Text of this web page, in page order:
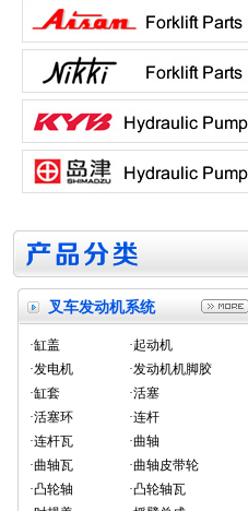
叉车发动机系统
·缸盖
·起动机
·发电机
·发动机机脚胶
·缸套
·活塞
·活塞环
·连杆
·连杆瓦
·曲轴
·曲轴瓦
·曲轴皮带轮
·凸轮轴
·凸轮轴瓦